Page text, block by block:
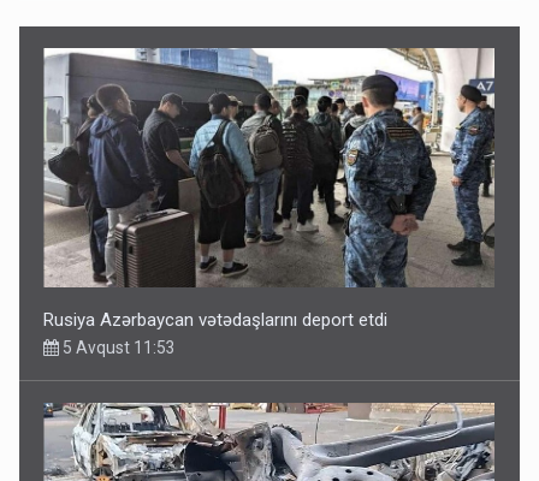
Rusiya Azərbaycan vətədaşlarını deport etdi
5 Avqust 11:53